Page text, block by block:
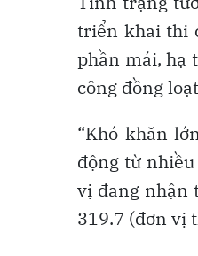
triển khai thi
phần mái, hạ
công đồng
“Khó khăn
động từ
vị đang nhận
319.7 (đơn vị